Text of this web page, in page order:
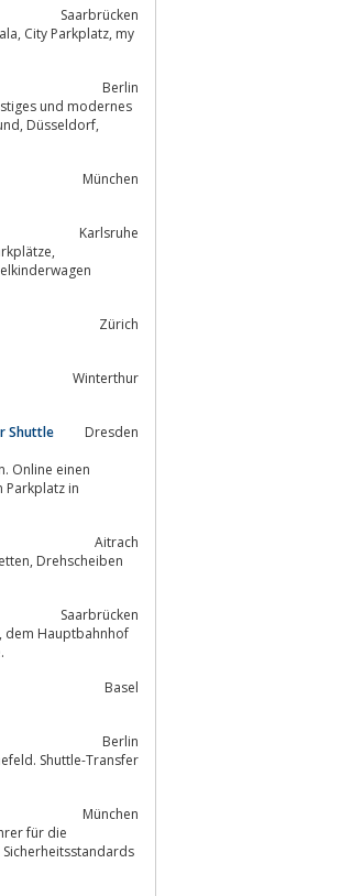
Saarbrücken
Berlin
München
Karlsruhe
Zürich
Winterthur
Shuttle
Dresden
Online einen
Parkplatz in
Aitrach
Saarbrücken
Basel
Berlin
Shuttle-Transfer
München
für die